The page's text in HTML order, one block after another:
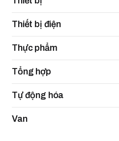
Thiết bị điện
Thực phẩm
Tổng hợp
Tự động hóa
Van